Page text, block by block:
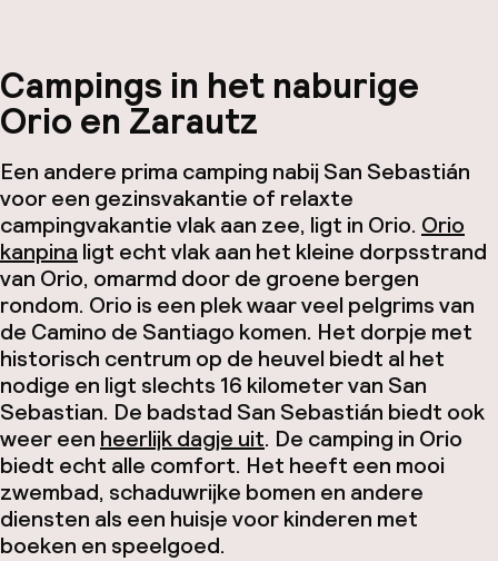
Campings in het naburige
Orio en Zarautz
Een andere prima camping nabij San Sebastián
voor een gezinsvakantie of relaxte
campingvakantie vlak aan zee, ligt in Orio. Orio
kanpinaligt echt vlak aan het kleine dorpsstrand
van Orio, omarmd door de groene bergen
rondom. Orio is een plek waar veel pelgrims van
de Camino de Santiago komen. Het dorpje met
historisch centrum op de heuvel biedt al het
nodige en ligt slechts 16 kilometer van San
Sebastian. De badstad San Sebastián biedt ook
weer een heerlijk dagje uit. De camping in Orio
biedt echt alle comfort. Het heeft een mooi
zwembad, schaduwrijke bomen en andere
diensten als een huisje voor kinderen met
boeken en speelgoed.